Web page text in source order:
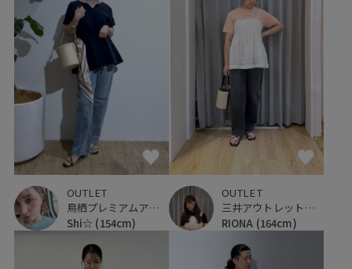
OUTLET
鳥栖プレミアムアウトレット
Shi☆ (154cm)
OUTLET
三井アウトレットパーク ジャズドリーム長島
RIONA (164cm)